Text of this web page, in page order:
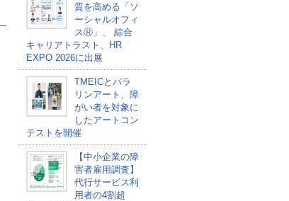
質を高める「ソ
ーシャルオフィ
スⓇ」、 綜合
キャリアトラスト、HR
EXPO 2026に出展
TMEICとパラ
リンアート、障
がい者を対象に
したアートコン
テストを開催
【中小企業の障
害者雇用調査】
代行サービス利
用者の4割超